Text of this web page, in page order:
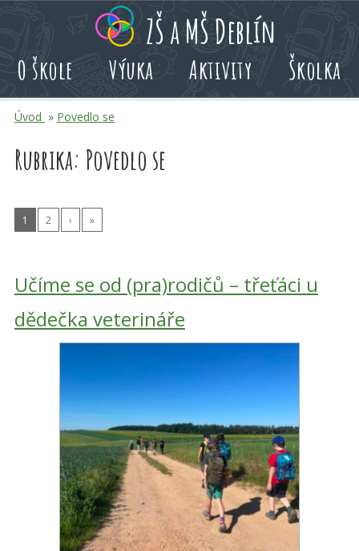
obsah
volby
akcí
ZŠ a MŠ Deblín
O škole Výuka Aktivity Školka
Úvod » Povedlo se
Rubrika: Povedlo se
1 2 › »
Učíme se od (pra)rodičů – třeťáci u
dědečka veterináře